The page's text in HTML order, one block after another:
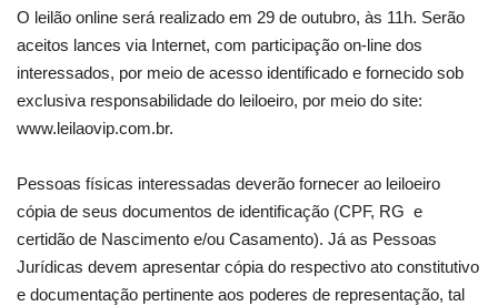
O leilão online será realizado em 29 de outubro, às 11h. Serão
aceitos lances via Internet, com participação on-line dos
interessados, por meio de acesso identificado e fornecido sob
exclusiva responsabilidade do leiloeiro, por meio do site:
www.leilaovip.com.br.
Pessoas físicas interessadas deverão fornecer ao leiloeiro
cópia de seus documentos de identificação (CPF, RG e
certidão de Nascimento e/ou Casamento). Já as Pessoas
Jurídicas devem apresentar cópia do respectivo ato constitutivo
e documentação pertinente aos poderes de representação, tal